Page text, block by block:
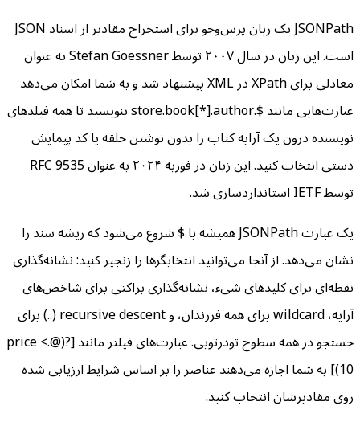
JSONPath یک زبان پرس‌وجو برای استخراج مقادیر از اسناد JSON
است. این زبان در سال ۲۰۰۷ توسط Stefan Goessner به عنوان
معادلی برای XPath در XML پیشنهاد شد و به شما امکان می‌دهد
عبارت‌هایی مانند $.store.book[*].author بنویسید تا همه فیلدهای
نویسنده درون یک آرایه کتاب را بدون نوشتن حلقه یا کد پیمایش
دستی انتخاب کنید. این زبان در فوریه ۲۰۲۴ به عنوان RFC 9535
توسط IETF استانداردسازی شد.
یک عبارت JSONPath همیشه با $ شروع می‌شود که ریشه سند را
نشان می‌دهد. از آنجا می‌توانید انتخابگرها را زنجیر کنید: نشانه‌گذاری
نقطه‌ای برای کلیدهای شیء، نشانه‌گذاری براکتی برای شاخص‌های
آرایه، wildcard برای همه فرزندان، و recursive descent (..) برای
جستجو در همه سطوح تودرتویی. عبارت‌های فیلتر مانند [?(@.price <
10)] به شما اجازه می‌دهند عناصر را بر اساس شرایط ارزیابی شده
روی مقادیرشان انتخاب کنید.